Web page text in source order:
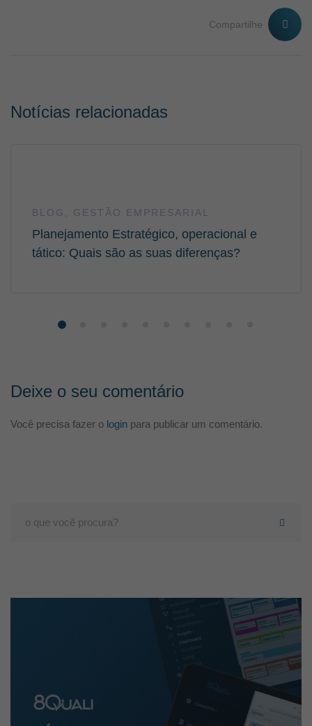
Compartilhe
Notícias relacionadas
BLOG GESTÃO EMPRESARIAL
Planejamento Estratégico, operacional e
tático: Quais são as suas diferenças?
Deixe o seu comentário
Você precisa fazer o login para publicar um comentário.